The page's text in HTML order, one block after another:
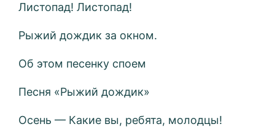
Листопад! Листопад!
Рыжий дождик за окном.
Об этом песенку споем
Песня «Рыжий дождик»
Осень — Какие вы, ребята, молодцы!